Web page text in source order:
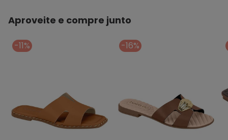
Aproveite e compre junto
-11% -16%